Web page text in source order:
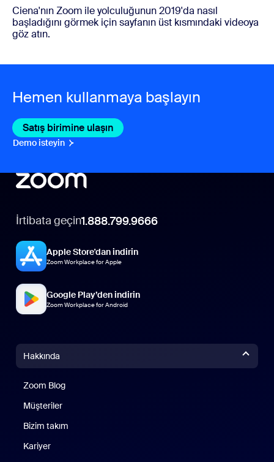
Ciena'nın Zoom ile yolculuğunun 2019'da nasıl
başladığını görmek için sayfanın üst kısmındaki videoya
göz atın.
Hemen kullanmaya başlayın
Satış birimine ulaşın Satış birimine ulaşın
Demo isteyin Demo İsteyin
İrtibata geçin1.888.799.9666
Apple Store'dan indirin
Zoom Workplace for Apple
Google Play’den indirin
Zoom Workplace for Android
Hakkında
Zoom Blog
Müşteriler
Bizim takım
Kariyer